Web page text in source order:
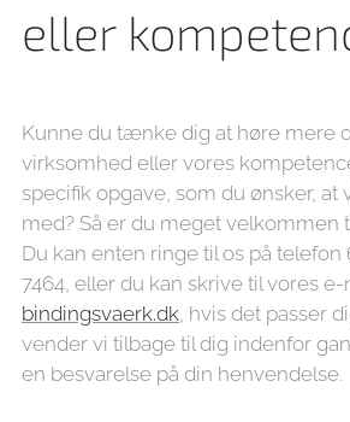
eller
Kunne du tænke dig at høre mere
virksomhed eller vores
specifik opgave, som du ønsker, at
med? Så er du meget velkommen
Du kan enten ringe til os på telefon
7464, eller du kan skrive til vores e-
bindingsvaerk.dk , hvis det passer
vender vi tilbage til dig indenfor
en besvarelse på din henvendelse.